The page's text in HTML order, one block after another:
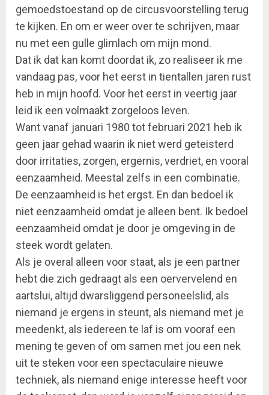
gemoedstoestand op de circusvoorstelling terug
te kijken. En om er weer over te schrijven, maar
nu met een gulle glimlach om mijn mond.
Dat ik dat kan komt doordat ik, zo realiseer ik me
vandaag pas, voor het eerst in tientallen jaren rust
heb in mijn hoofd. Voor het eerst in veertig jaar
leid ik een volmaakt zorgeloos leven.
Want vanaf januari 1980 tot februari 2021 heb ik
geen jaar gehad waarin ik niet werd geteisterd
door irritaties, zorgen, ergernis, verdriet, en vooral
eenzaamheid. Meestal zelfs in een combinatie.
De eenzaamheid is het ergst. En dan bedoel ik
niet eenzaamheid omdat je alleen bent. Ik bedoel
eenzaamheid omdat je door je omgeving in de
steek wordt gelaten.
Als je overal alleen voor staat, als je een partner
hebt die zich gedraagt als een oervervelend en
aartslui, altijd dwarsliggend personeelslid, als
niemand je ergens in steunt, als niemand met je
meedenkt, als iedereen te laf is om vooraf een
mening te geven of om samen met jou een nek
uit te steken voor een spectaculaire nieuwe
techniek, als niemand enige interesse heeft voor